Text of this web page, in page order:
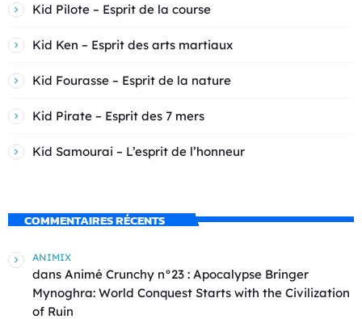
Kid Pilote – Esprit de la course
Kid Ken – Esprit des arts martiaux
Kid Fourasse – Esprit de la nature
Kid Pirate – Esprit des 7 mers
Kid Samourai – L’esprit de l’honneur
COMMENTAIRES RÉCENTS
ANIMIX
dans Animé Crunchy n°23 : Apocalypse Bringer
Mynoghra: World Conquest Starts with the Civilization
of Ruin